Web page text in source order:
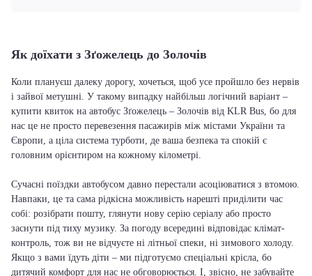
Як доїхати з Зґожелець до Золочів
Коли плануєш далеку дорогу, хочеться, щоб усе пройшло без нервів
і зайвої метушні. У такому випадку найбільш логічний варіант –
купити квиток на автобус Зґожелець – Золочів від KLR Bus, бо для
нас це не просто перевезення пасажирів між містами України та
Європи, а ціла система турботи, де ваша безпека та спокій є
головним орієнтиром на кожному кілометрі.
Сучасні поїздки автобусом давно перестали асоціюватися з втомою.
Навпаки, це та сама рідкісна можливість нарешті приділити час
собі: розібрати пошту, глянути нову серію серіалу або просто
заснути під тиху музику. За погоду всередині відповідає клімат-
контроль, тож ви не відчуєте ні літньої спеки, ні зимового холоду.
Якщо з вами їдуть діти – ми підготуємо спеціальні крісла, бо
дитячий комфорт для нас не обговорюється. І, звісно, не забувайте